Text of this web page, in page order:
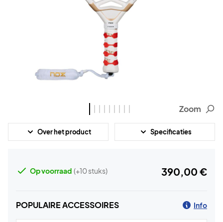
Zoom
Over het product Specificaties
Op voorraad (+10 stuks) 390,00 €
POPULAIRE ACCESSOIRES Info